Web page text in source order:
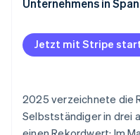
Unternehmens in
Ist es verpflichtend,
Unternehmens in
Steuervertretung zu
Unternehmen in
Ist es möglich, ein
Jetzt mit Stripe
2025 verzeichnete die
Selbstständiger in drei